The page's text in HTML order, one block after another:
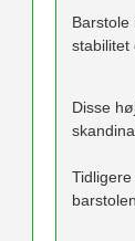
stabilitet
Disse